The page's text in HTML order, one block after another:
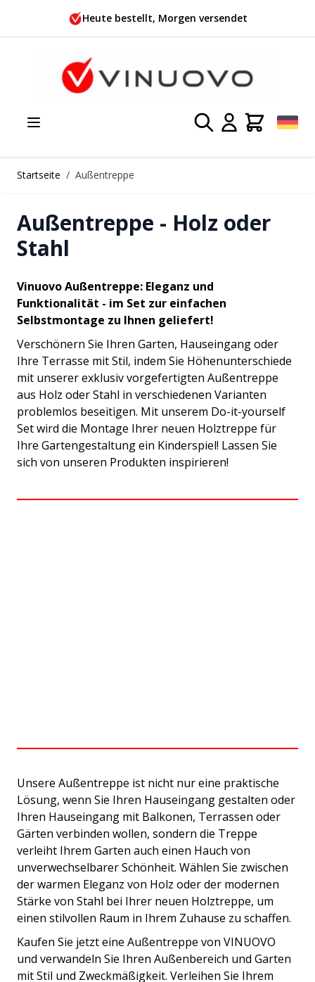
Zum Inhalt springen
Heute bestellt,
Startseite / Außentreppe
Außentreppe - Holz oder
Stahl
Vinuovo Außentreppe: Eleganz und
Funktionalität - im Set zur einfachen
Selbstmontage zu Ihnen geliefert!
Verschönern Sie Ihren Garten, Hauseingang oder
Ihre Terrasse mit Stil, indem Sie Höhenunterschiede
mit unserer exklusiv vorgefertigten Außentreppe
aus Holz oder Stahl in verschiedenen Varianten
problemlos beseitigen. Mit unserem Do-it-yourself
Set wird die Montage Ihrer neuen Holztreppe für
Ihre Gartengestaltung ein Kinderspiel! Lassen Sie
sich von unseren Produkten inspirieren!
Unsere Außentreppe ist nicht nur eine praktische
Lösung, wenn Sie Ihren Hauseingang gestalten oder
Ihren Hauseingang mit Balkonen, Terrassen oder
Gärten verbinden wollen, sondern die Treppe
verleiht Ihrem Garten auch einen Hauch von
unverwechselbarer Schönheit. Wählen Sie zwischen
der warmen Eleganz von Holz oder der modernen
Stärke von Stahl bei Ihrer neuen Holztreppe, um
einen stilvollen Raum in Ihrem Zuhause zu schaffen.
Kaufen Sie jetzt eine Außentreppe von VINUOVO
und verwandeln Sie Ihren Außenbereich und Garten
mit Stil und Zweckmäßigkeit. Verleihen Sie Ihrem